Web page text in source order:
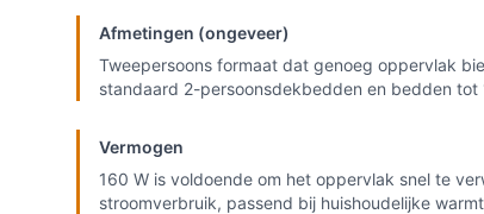
Afmetingen (ongeveer)
Tweepersoons formaat dat genoeg oppervlak
standaard 2-persoonsdekbedden en bedden tot
Vermogen
160 W is voldoende om het oppervlak snel te
stroomverbruik, passend bij huishoudelijke